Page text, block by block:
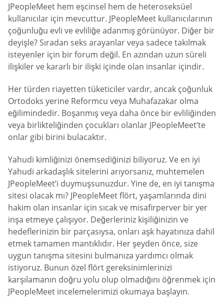
JPeopleMeet hem eşcinsel hem de heteroseksüel
kullanıcılar için mevcuttur. JPeopleMeet kullanıcılarının
çoğunluğu evli ve evliliğe adanmış görünüyor. Diğer bir
deyişle? Sıradan seks arayanlar veya sadece takılmak
isteyenler için bir forum değil. En azından uzun süreli
ilişkiler ve kararlı bir ilişki içinde olan insanlar içindir.
Her türden riayetten tüketiciler vardır, ancak çoğunluk
Ortodoks yerine Reformcu veya Muhafazakar olma
eğilimindedir. Boşanmış veya daha önce bir evliliğinden
veya birlikteliğinden çocukları olanlar JPeopleMeet’te
onlar gibi birini bulacaktır.
Yahudi kimliğinizi önemsediğinizi biliyoruz. Ve en iyi
Yahudi arkadaşlık sitelerini arıyorsanız, muhtemelen
JPeopleMeet’i duymuşsunuzdur. Yine de, en iyi tanışma
sitesi olacak mı? JPeopleMeet flört, yaşamlarında dini
hakim olan insanlar için sıcak ve misafirperver bir yer
inşa etmeye çalışıyor. Değerleriniz kişiliğinizin ve
hedeflerinizin bir parçasıysa, onları aşk hayatınıza dahil
etmek tamamen mantıklıdır. Her şeyden önce, size
uygun tanışma sitesini bulmanıza yardımcı olmak
istiyoruz. Bunun özel flört gereksinimlerinizi
karşılamanın doğru yolu olup olmadığını öğrenmek için
JPeopleMeet incelemelerimizi okumaya başlayın.